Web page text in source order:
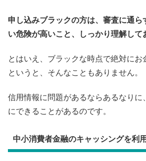
申し込みブラックの方は、審査に通ら
い危険が高いこと、しっかり理解して
とはいえ、ブラックな時点で絶対にお
というと、そんなこともありません。
信用情報に問題があるならあるなりに
にできることがあるのです。
中小消費者金融のキャッシングを利